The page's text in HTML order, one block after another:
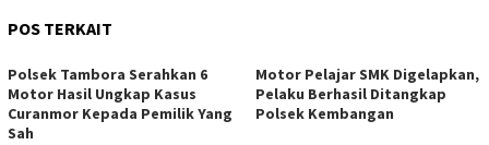
POS TERKAIT
Polsek Tambora Serahkan 6
Motor Hasil Ungkap Kasus
Curanmor Kepada Pemilik Yang
Sah
Motor Pelajar SMK Digelapkan,
Pelaku Berhasil Ditangkap
Polsek Kembangan